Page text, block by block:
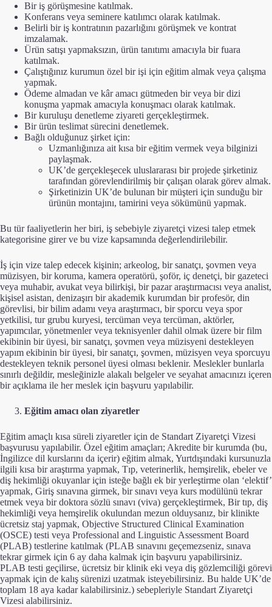
Bir iş görüşmesine katılmak.
Konferans veya seminere katılımcı olarak katılmak.
Belirli bir iş kontratının pazarlığını görüşmek ve kontrat
imzalamak.
Ürün satışı yapmaksızın, ürün tanıtımı amacıyla bir fuara
katılmak.
Çalıştığınız kurumun özel bir işi için eğitim almak veya çalışma
yapmak.
Ödeme almadan ve kâr amacı gütmeden bir veya bir dizi
konuşma yapmak amacıyla konuşmacı olarak katılmak.
Bir kuruluşu denetleme ziyareti gerçekleştirmek.
Bir ürün teslimat sürecini denetlemek.
Bağlı olduğunuz şirket için:
Uzmanlığınıza ait kısa bir eğitim vermek veya bilginizi
paylaşmak.
UK’de gerçekleşecek uluslararası bir projede şirketiniz
tarafından görevlendirilmiş bir çalışan olarak görev almak.
Şirketinizin UK’de bulunan bir müşteri için sunduğu bir
ürünün montajını, tamirini veya sökümünü yapmak.
Bu tür faaliyetlerin her biri, iş sebebiyle ziyaretçi vizesi talep etmek
kategorisine girer ve bu vize kapsamında değerlendirilebilir.
İş için vize talep edecek kişinin; arkeolog, bir sanatçı, şovmen veya
müzisyen, bir koruma, kamera operatörü, şoför, iç denetçi, bir gazeteci
veya muhabir, avukat veya bilirkişi, bir pazar araştırmacısı veya analist,
kişisel asistan, denizaşırı bir akademik kurumdan bir profesör, din
görevlisi, bir bilim adamı veya araştırmacı, bir sporcu veya spor
yetkilisi, tur grubu kuryesi, tercüman veya tercüman, aktörler,
yapımcılar, yönetmenler veya teknisyenler dahil olmak üzere bir film
ekibinin bir üyesi, bir sanatçı, şovmen veya müzisyeni destekleyen
yapım ekibinin bir üyesi, bir sanatçı, şovmen, müzisyen veya sporcuyu
destekleyen teknik personel üyesi olması beklenir. Meslekler bunlarla
sınırlı değildir, mesleğinizle alakalı belgeler ve seyahat amacınızı içeren
bir açıklama ile her meslek için başvuru yapılabilir.
Eğitim amacı olan ziyaretler
Eğitim amaçlı kısa süreli ziyaretler için de Standart Ziyaretçi Vizesi
başvurusu yapılabilir. Özel eğitim amaçları; Akredite bir kurumda (bu,
İngilizce dil kurslarını da içerir) eğitim almak, Yurtdışındaki kursunuzla
ilgili kısa bir araştırma yapmak, Tıp, veterinerlik, hemşirelik, ebeler ve
diş hekimliği okuyanlar için isteğe bağlı ek bir yerleştirme olan ‘elektif’
yapmak, Giriş sınavına girmek, bir sınavı veya kurs modülünü tekrar
etmek veya bir doktora sözlü sınavı (viva) gerçekleştirmek, Bir tıp, diş
hekimliği veya hemşirelik okulundan mezun olduysanız, bir klinikte
ücretsiz staj yapmak, Objective Structured Clinical Examination
(OSCE) testi veya Professional and Linguistic Assessment Board
(PLAB) testlerine katılmak (PLAB sınavını geçemezseniz, sınava
tekrar girmek için 6 ay daha kalmak için başvuru yapabilirsiniz.
PLAB testi geçilirse, ücretsiz bir klinik eki veya diş gözlemciliği görevi
yapmak için de kalış sürenizi uzatmak isteyebilirsiniz. Bu halde UK’de
toplam 18 aya kadar kalabilirsiniz.) sebepleriyle Standart Ziyaretçi
Vizesi alabilirsiniz.